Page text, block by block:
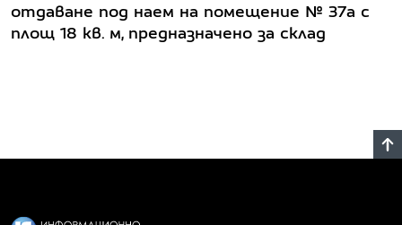
отдаване под наем на помещение № 37а с
площ 18 кв. м, предназначено за склад